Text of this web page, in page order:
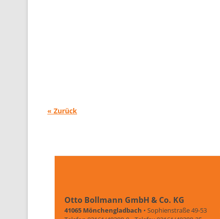
« Zurück
Otto Bollmann GmbH & Co. KG
41065 Mönchengladbach • Sophienstraße 49-53